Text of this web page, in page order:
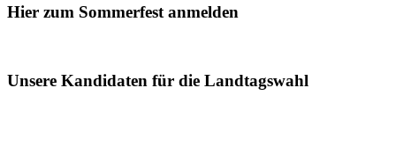
Hier zum Sommerfest anmelden
Unsere Kandidaten für die Landtagswahl